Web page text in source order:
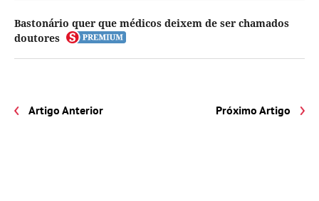
Bastonário quer que médicos deixem de ser chamados
doutores
Artigo Anterior Próximo Artigo